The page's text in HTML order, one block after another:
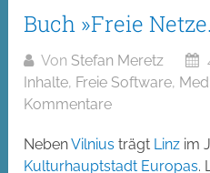
Buch »Freie
Von Stefan Meretz
Inhalte, Freie Software,
Kommentare
NebenVilnius trägt Linz im
Kulturhauptstadt Europas.